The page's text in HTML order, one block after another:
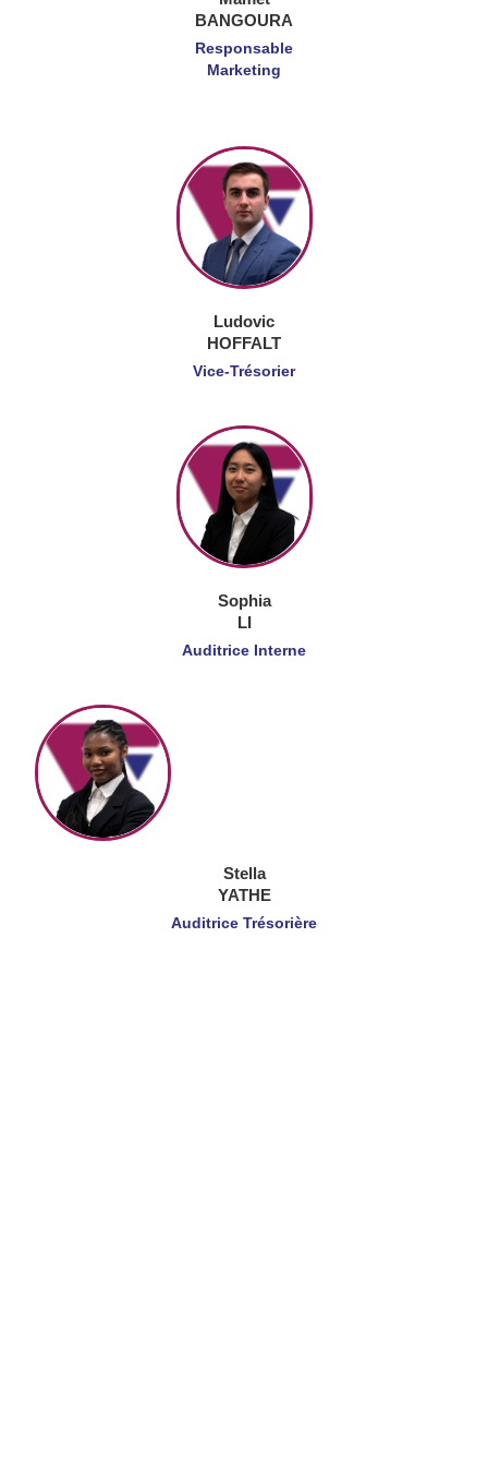
BANGOURA
Responsable
Marketing
Ludovic
HOFFALT
Vice-Trésorier
Sophia
LI
Auditrice Interne
Stella
YATHE
Auditrice Trésorière